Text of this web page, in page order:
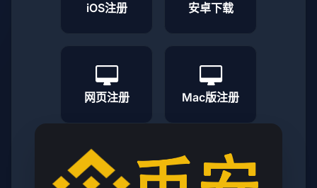
iOS注册 安卓下载
网页注册 Mac版注册